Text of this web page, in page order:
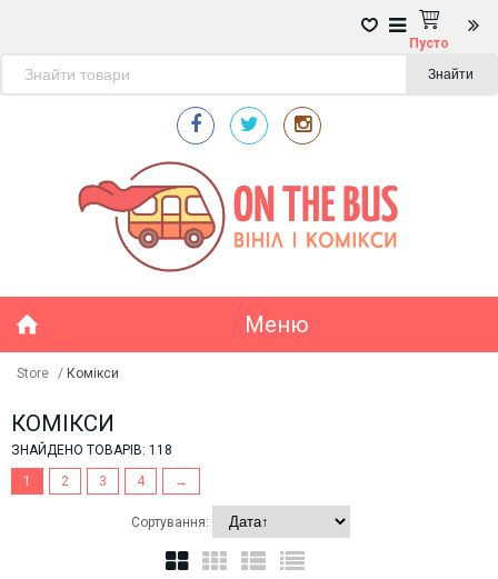
Пусто
Знайти
Меню
Store / Комікси
КОМІКСИ
ЗНАЙДЕНО ТОВАРІВ: 118
1
2 3 4 →
Сортування: